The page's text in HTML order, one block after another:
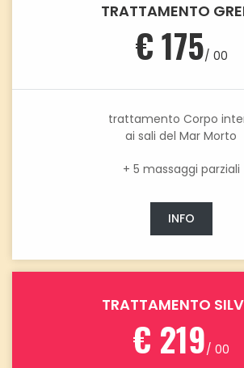
TRATTAMENTO
€ 175/ 00
trattamento Corpo
ai sali del Mar Morto
+ 5 massaggi parziali
INFO
TRATTAMENTO
€ 219/ 00